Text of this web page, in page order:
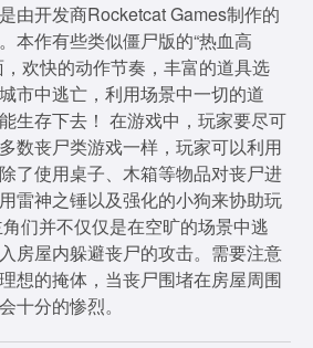
由开发商Rocketcat Games制作的
本作有些类似僵尸版的“热血高
欢快的动作节奏，丰富的道具选
市中逃亡，利用场景中一切的道
生存下去！ 在游戏中，玩家要尽可
数丧尸类游戏一样，玩家可以利用
了使用桌子、木箱等物品对丧尸进
雷神之锤以及强化的小狗来协助玩
们并不仅仅是在空旷的场景中逃
房屋内躲避丧尸的攻击。需要注意
想的掩体，当丧尸围堵在房屋周围
十分的惨烈。